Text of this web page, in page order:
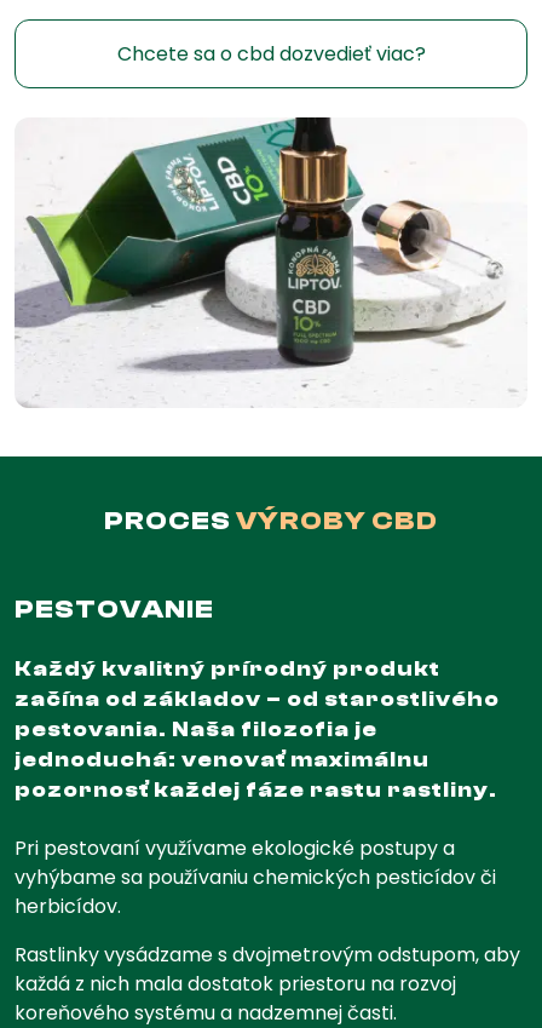
Chcete sa o cbd dozvedieť viac?
PROCES VÝROBY CBD
PESTOVANIE
Každý kvalitný prírodný produkt
začína od základov – od starostlivého
pestovania. Naša filozofia je
jednoduchá: venovať maximálnu
pozornosť každej fáze rastu rastliny.
Pri pestovaní využívame ekologické postupy a
vyhýbame sa používaniu chemických pesticídov či
herbicídov.
Rastlinky vysádzame s dvojmetrovým odstupom, aby
každá z nich mala dostatok priestoru na rozvoj
koreňového systému a nadzemnej časti.